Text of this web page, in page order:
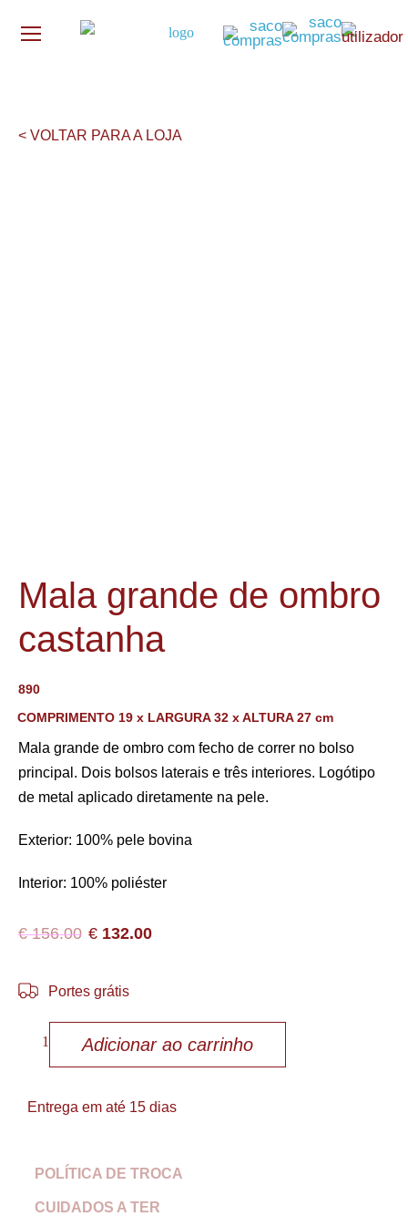
< VOLTAR PARA A LOJA
Mala grande de ombro
castanha
890
COMPRIMENTO 19 x LARGURA 32 x ALTURA 27 cm
Mala grande de ombro com fecho de correr no bolso
principal. Dois bolsos laterais e três interiores. Logótipo
de metal aplicado diretamente na pele.
Exterior: 100% pele bovina
Interior: 100% poliéster
€156.00 € 132.00
Portes grátis
Adicionar ao carrinho
Entrega em até 15 dias
POLÍTICA DE TROCA
CUIDADOS A TER